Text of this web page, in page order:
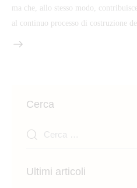
ma che, allo stesso modo,
al continuo processo di costruzione
Cerca
Ricerca
Ultimi articoli